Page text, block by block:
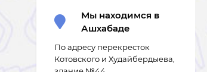
Мы находимся в
Ашхабаде
По адресу перекресток
Котовского и Худайбердыева,